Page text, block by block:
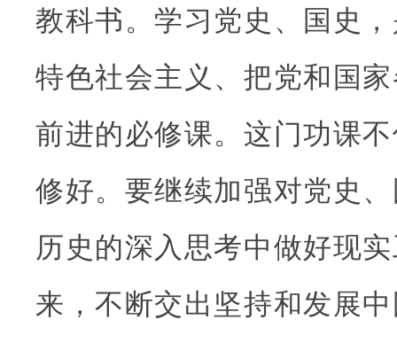
教科书。学习党史、国史
特色社会主义、把党和国
前进的必修课。这门功课
修好。要继续加强对党史
历史的深入思考中做好现
来，不断交出坚持和发展